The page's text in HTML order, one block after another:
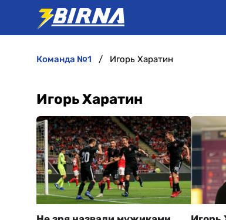
команда №1 Игорь Харатин
Игорь Харатин